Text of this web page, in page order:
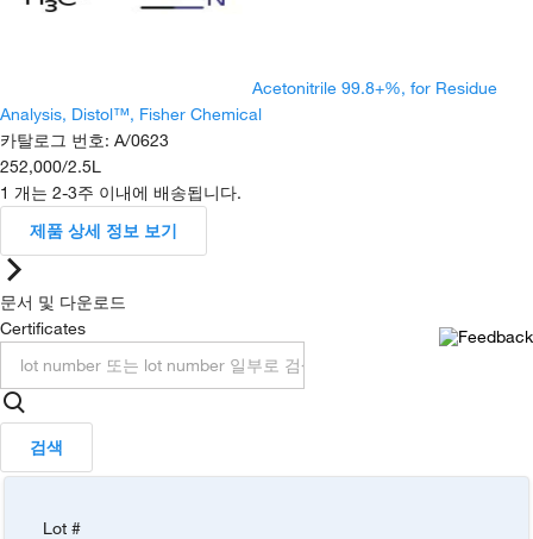
Acetonitrile 99.8+%, for Residue
Analysis, Distol™, Fisher Chemical
카탈로그 번호: A/0623
252,000/2.5L
1 개는 2-3주 이내에 배송됩니다.
제품 상세 정보 보기
문서 및 다운로드
Certificates
검색
Lot #